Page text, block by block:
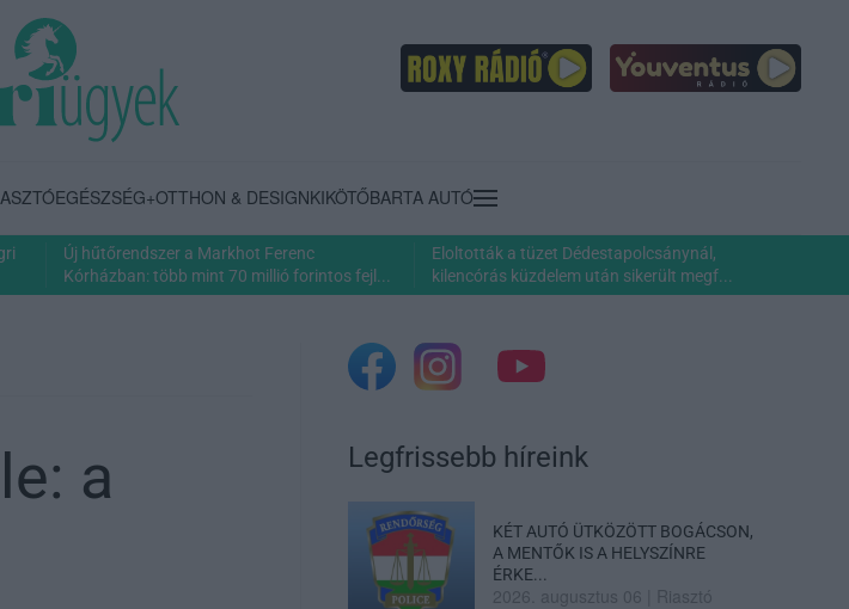
EGÉSZSÉG+OTTHON & DESIGNKIKÖTŐBARTA AUTÓ
Új hűtőrendszer a Markhot Ferenc
Kórházban: több mint 70 millió forintos fejl...
Eloltották a tüzet Dédestapolcsánynál,
kilencórás küzdelem után sikerült megf...
a
Legfrissebb híreink
KÉT AUTÓ ÜTKÖZÖTT BOGÁCSON,
A MENTŐK IS A HELYSZÍNRE
ÉRKE...
2026. augusztus 06 Riasztó